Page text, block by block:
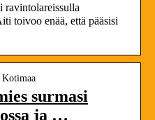
toivoo enää, että pääsisi
surmasi
ja …